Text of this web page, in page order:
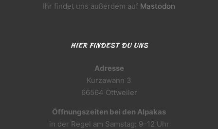
Ihr findet uns außerdem auf Mastodon
HIER FINDEST DU UNS
Adresse
Kurzawann 3
66564 Ottweiler
Öffnungszeiten bei den Alpakas
in der Regel am Samstag: 9–12 Uhr